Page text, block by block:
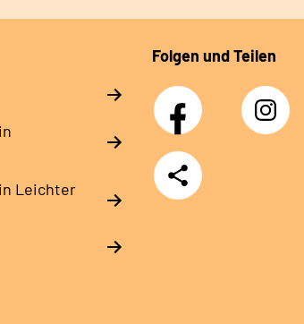
Leichter
Folgen und Teilen
Facebook Instagram
Teilen